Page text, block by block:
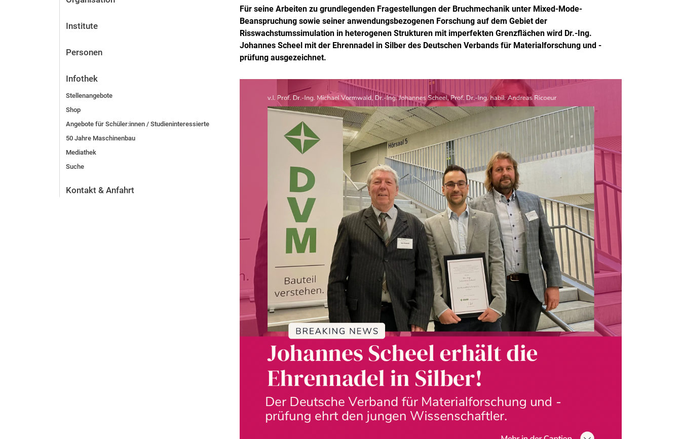
Institute
Personen
Infothek
Stellenangebote
Shop
Angebote für Schüler:innen / Studieninteressierte
50 Jahre Maschinenbau
Mediathek
Suche
Kontakt & Anfahrt
Für seine Arbeiten zu grundlegenden Fragestellungen der Bruchmechanik unter Mixed-Mode-
Beanspruchung sowie seiner anwendungsbezogenen Forschung auf dem Gebiet der
Risswachstumssimulation in heterogenen Strukturen mit imperfekten Grenzflächen wird Dr.-Ing.
Johannes Scheel mit der Ehrennadel in Silber des Deutschen Verbands für Materialforschung und -
prüfung ausgezeichnet.